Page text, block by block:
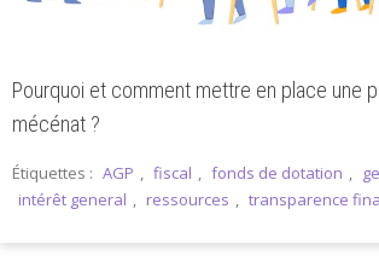
Pourquoi et comment mettre en place une
mécénat ?
Étiquettes : AGP , fiscal , fonds de dotation ,
intérêt general , ressources , transparence